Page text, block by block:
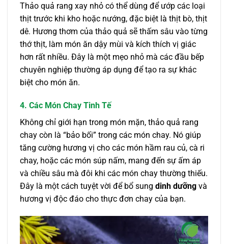
Thảo quả rang xay nhỏ có thể dùng để ướp các loại
thịt trước khi kho hoặc nướng, đặc biệt là thịt bò, thịt
dê. Hương thơm của thảo quả sẽ thấm sâu vào từng
thớ thịt, làm món ăn dậy mùi và kích thích vị giác
hơn rất nhiều. Đây là một mẹo nhỏ mà các đầu bếp
chuyên nghiệp thường áp dụng để tạo ra sự khác
biệt cho món ăn.
4. Các Món Chay Tinh Tế
Không chỉ giới hạn trong món mặn, thảo quả rang
chay còn là “bảo bối” trong các món chay. Nó giúp
tăng cường hương vị cho các món hầm rau củ, cà ri
chay, hoặc các món súp nấm, mang đến sự ấm áp
và chiều sâu mà đôi khi các món chay thường thiếu.
Đây là một cách tuyệt vời để bổ sung dinh dưỡng và
hương vị độc đáo cho thực đơn chay của bạn.